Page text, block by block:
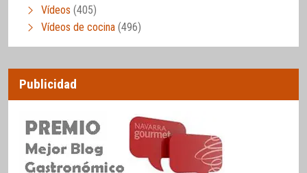
Vídeos (405)
Vídeos de cocina (496)
Publicidad